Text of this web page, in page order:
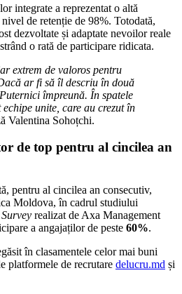
integrate a reprezentat o altă
de retenție de 98%. Totodată,
dezvoltate și adaptate nevoilor reale
o rată de participare ridicata.
extrem de valoros pentru
ar fi să îl descriu în două
împreună. În spatele
unite, care au crezut în
Valentina Sohoțchi.
de top pentru al cincilea an
pentru al cincilea an consecutiv,
Moldova, în cadrul studiului
realizat de Axa Management
a angajaților de peste 60%.
în clasamentele celor mai buni
platformele de recrutare delucru.md și